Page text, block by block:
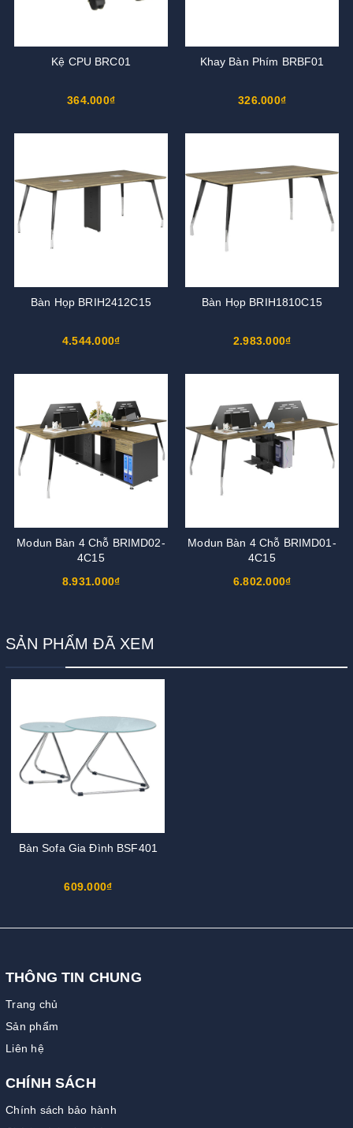
Kệ CPU BRC01
364.000₫
Khay Bàn Phím BRBF01
326.000₫
Bàn Họp BRIH2412C15
4.544.000₫
Bàn Họp BRIH1810C15
2.983.000₫
Modun Bàn 4 Chỗ BRIMD02-
4C15
8.931.000₫
Modun Bàn 4 Chỗ BRIMD01-
4C15
6.802.000₫
SẢN PHẨM ĐÃ XEM
Bàn Sofa Gia Đình BSF401
609.000₫
THÔNG TIN CHUNG
Trang chủ
Sản phẩm
Liên hệ
CHÍNH SÁCH
Chính sách bảo hành